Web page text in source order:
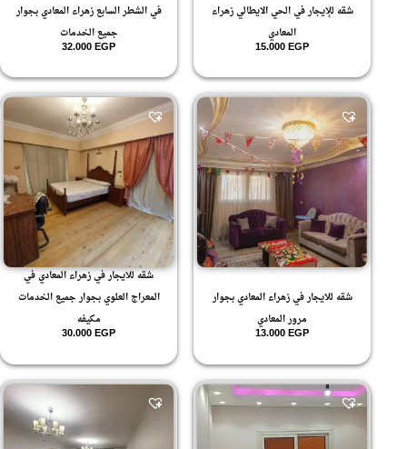
شقه للإيجار في الحي الايطالي زهراء
المعادي
15.000EGP
في الشطر السابع زهراء المعادي بجوار
جميع الخدمات
32.000EGP
شقه للايجار في زهراء المعادي بجوار
مرور المعادي
13.000EGP
شقه للايجار في زهراء المعادي في
المعراج العلوي بجوار جميع الخدمات
مكيفه
30.000EGP